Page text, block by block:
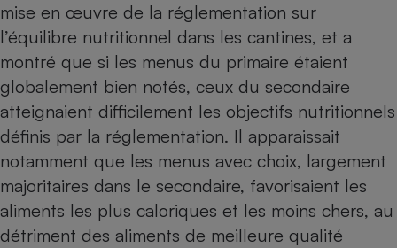
mise en œuvre de la réglementation sur
l’équilibre nutritionnel dans les cantines, et a
montré que si les menus du primaire étaient
globalement bien notés, ceux du secondaire
atteignaient difficilement les objectifs nutritionnels
définis par la réglementation. Il apparaissait
notamment que les menus avec choix, largement
majoritaires dans le secondaire, favorisaient les
aliments les plus caloriques et les moins chers, au
détriment des aliments de meilleure qualité
bouteille
Lave-linge
Matelas
Radiateur électrique
Antimoustique